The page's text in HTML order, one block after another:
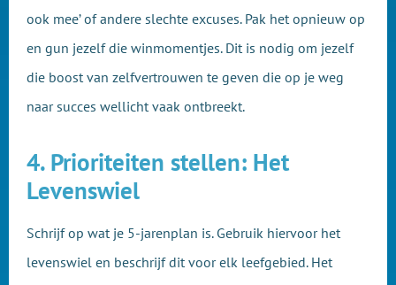
ook mee’ of andere slechte excuses. Pak het opnieuw op
en gun jezelf die winmomentjes. Dit is nodig om jezelf
die boost van zelfvertrouwen te geven die op je weg
naar succes wellicht vaak ontbreekt.
4. Prioriteiten stellen: Het
Levenswiel
Schrijf op wat je 5-jarenplan is. Gebruik hiervoor het
levenswiel en beschrijf dit voor elk leefgebied. Het